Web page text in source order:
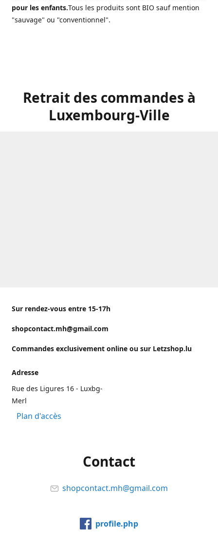
pour les enfants.Tous les produits sont BIO sauf mention
"sauvage" ou "conventionnel".
Retrait des commandes à
Luxembourg-Ville
Sur rendez-vous entre 15-17h
shopcontact.mh@gmail.com
Commandes exclusivement online ou sur Letzshop.lu
Adresse
Rue des Ligures 16 - Luxbg-
Merl
Plan d'accès
Contact
shopcontact.mh@gmail.com
profile.php